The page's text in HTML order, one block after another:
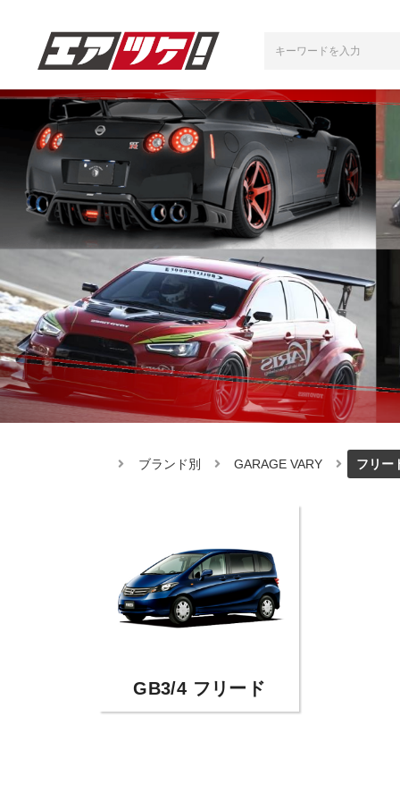
ブランド別 GARAGE VARY フリー
GB3/4 フリード